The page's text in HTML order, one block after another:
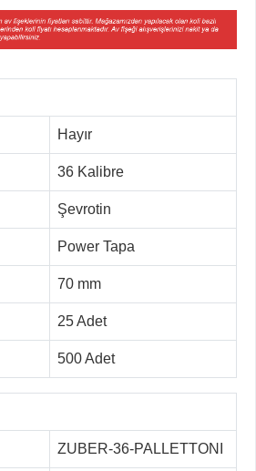
Hayır
36 Kalibre
Şevrotin
Power Tapa
70 mm
25 Adet
500 Adet
ZUBER-36-PALLETTONI